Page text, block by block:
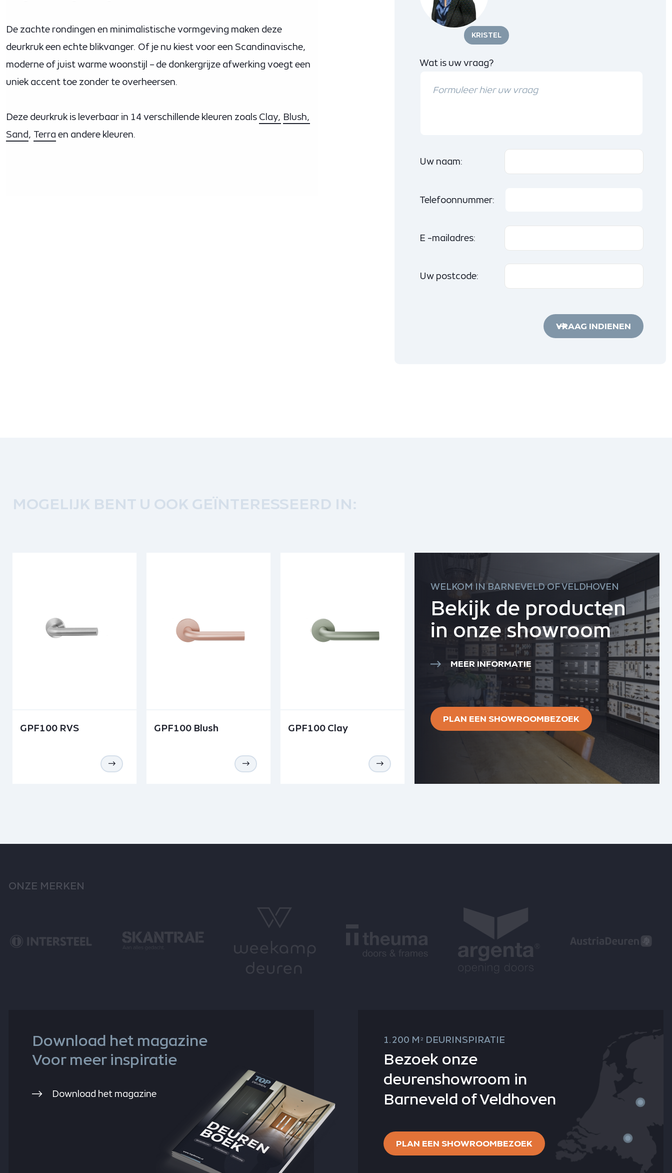
De zachte rondingen en minimalistische vormgeving maken deze
deurkruk een echte blikvanger. Of je nu kiest voor een Scandinavische,
moderne of juist warme woonstijl – de donkergrijze afwerking voegt een
uniek accent toe zonder te overheersen.
Deze deurkruk is leverbaar in 14 verschillende kleuren zoals Clay, Blush,
Sand, Terra en andere kleuren.
KRISTEL
Wat is uw vraag?
Uw naam:
Telefoonnummer:
E -mailadres:
Uw postcode:
VRAAG INDIENEN
MOGELIJK BENT U OOK GEÏNTERESSEERD IN:
GPF100 RVS GPF100 Blush GPF100 Clay
WELKOM IN BARNEVELD OF VELDHOVEN
Bekijk de producten
in onze showroom
MEER INFORMATIE
PLAN EEN SHOWROOMBEZOEK
ONZE MERKEN
Download het magazine
Voor meer inspiratie
Download het magazine
1.200 M 2 DEURINSPIRATIE
Bezoek onze
deurenshowroom in
Barneveld of Veldhoven
PLAN EEN SHOWROOMBEZOEK